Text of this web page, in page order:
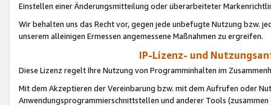
Einstellen einer Änderungsmitteilung oder überarbeiteter
Wir behalten uns das Recht vor, gegen jede unbefugte Nutzung bzw.
unserem alleinigen Ermessen angemessene Maßnahmen zu ergreifen.
IP-Lizenz- und
Diese Lizenz regelt Ihre Nutzung von Programminhalten im
Mit dem Akzeptieren der Vereinbarung bzw. mit dem Aufrufen oder
Anwendungsprogrammierschnittstellen und anderer Tools (zusammen